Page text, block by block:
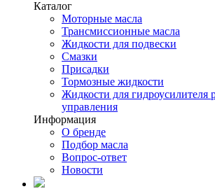
Каталог
Моторные масла
Трансмиссионные масла
Жидкости для подвески
Смазки
Присадки
Тормозные жидкости
Жидкости для гидроусилителя
управления
Информация
О бренде
Подбор масла
Вопрос-ответ
Новости